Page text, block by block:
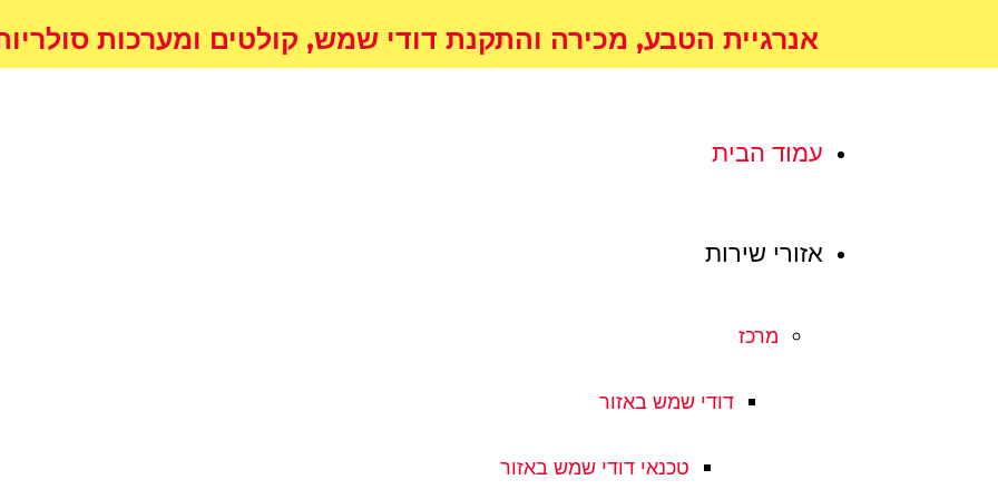
אנרגיית הטבע, מכירה והתקנת דודי שמש, קולטים ומערכות סולריות לחימום
עמוד הבית
אזורי שירות
מרכז
דודי שמש באזור
טכנאי דודי שמש באזור